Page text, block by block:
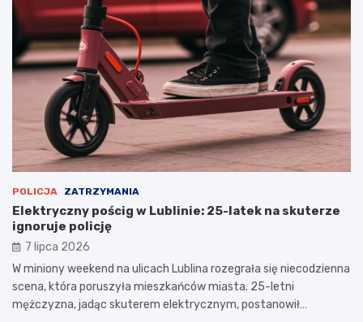
POLICJA ZATRZYMANIA
Elektryczny pościg w Lublinie: 25-latek na skuterze
ignoruje policję
7 lipca 2026
W miniony weekend na ulicach Lublina rozegrała się niecodzienna
scena, która poruszyła mieszkańców miasta. 25-letni
mężczyzna, jadąc skuterem elektrycznym, postanowił…